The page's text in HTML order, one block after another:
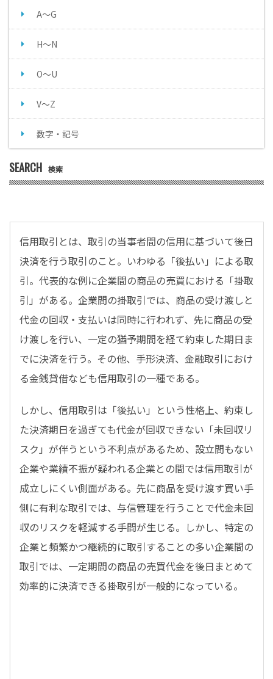
A～G
H～N
O～U
V～Z
数字・記号
SEARCH 検索
信用取引とは、取引の当事者間の信用に基づいて後日
決済を行う取引のこと。いわゆる「後払い」による取
引。代表的な例に企業間の商品の売買における「掛取
引」がある。企業間の掛取引では、商品の受け渡しと
代金の回収・支払いは同時に行われず、先に商品の受
け渡しを行い、一定の猶予期間を経て約束した期日ま
でに決済を行う。その他、手形決済、金融取引におけ
る金銭貸借なども信用取引の一種である。
しかし、信用取引は「後払い」という性格上、約束し
た決済期日を過ぎても代金が回収できない「未回収リ
スク」が伴うという不利点があるため、設立間もない
企業や業績不振が疑われる企業との間では信用取引が
成立しにくい側面がある。先に商品を受け渡す買い手
側に有利な取引では、与信管理を行うことで代金未回
収のリスクを軽減する手間が生じる。しかし、特定の
企業と頻繁かつ継続的に取引することの多い企業間の
取引では、一定期間の商品の売買代金を後日まとめて
効率的に決済できる掛取引が一般的になっている。